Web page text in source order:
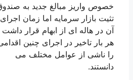
خصوص واریز مبالغ جدید به صندوق
تثیت بازار سرمایه اما زمان اجرای
آن در هاله ای از ابهام قرار داشت و
هر بار تاخیر در اجرای چنین اقدامی
را ناشی از عوامل مختلف می
دانستند.